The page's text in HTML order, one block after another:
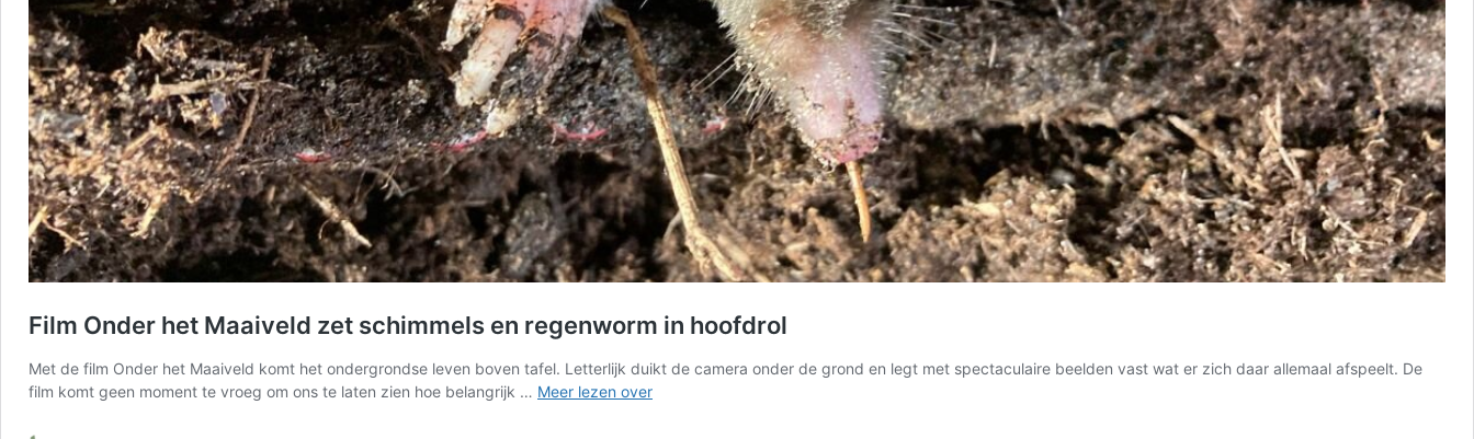
Film Onder het Maaiveld zet schimmels en regenworm in hoofdrol
Met de film Onder het Maaiveld komt het ondergrondse leven boven tafel. Letterlijk duikt de camera onder de grond en legt met spectaculaire beelden vast wat er zich daar allemaal afspeelt. De
film komt geen moment te vroeg om ons te laten zien hoe belangrijk … Meer lezen overFilm